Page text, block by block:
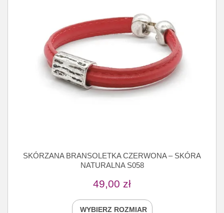
SKÓRZANA BRANSOLETKA CZERWONA – SKÓRA
NATURALNA S058
49,00 zł
WYBIERZ ROZMIAR